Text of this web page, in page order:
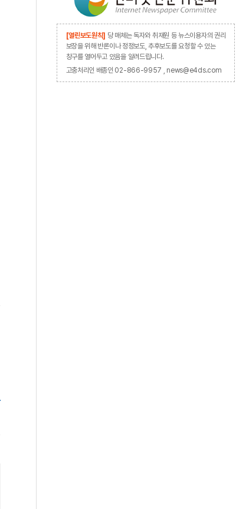
[열린보도원칙] 당 매체는 독자와 취재원 등 뉴스이용자의 권리
보장을 위해 반론이나 정정보도, 추후보도를 요청할 수 있는
창구를 열어두고 있음을 알려드립니다.
고충처리인 배종인 02-866-9957 , news@e4ds.com